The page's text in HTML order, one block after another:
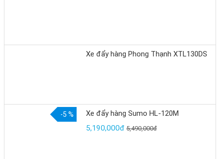
Xe đẩy hàng Phong Thạnh XTL130DS
-5 %
Xe đẩy hàng Sumo HL-120M
5,190,000đ 5,490,000đ